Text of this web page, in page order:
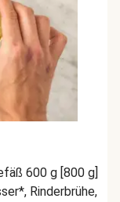
600 g [800 g]
Rinderbrühe,